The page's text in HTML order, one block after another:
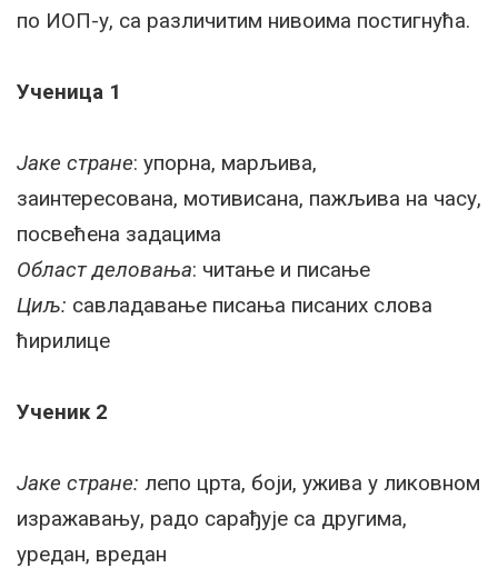
по ИОП-у, са различитим нивоима постигнућа.
Ученица 1
Јаке стране: упорна, марљива,
заинтересована, мотивисана, пажљива на часу,
посвећена задацима
Област деловања: читање и писање
Циљ: савладавање писања писаних слова
ћирилице
Ученик 2
Јаке стране: лепо црта, боји, ужива у ликовном
изражавању, радо сарађује са другима,
уредан, вредан